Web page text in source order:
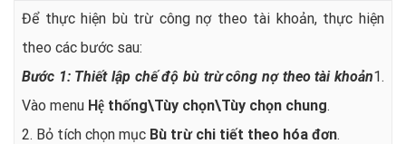
Để thực hiện bù trừ công nợ theo tài khoản, thực hiện
theo các bước sau:
Bước 1: Thiết lập chế độ bù trừ công nợ theo tài khoản1.
Vào menu Hệ thống\Tùy chọn\Tùy chọn chung.
2. Bỏ tích chọn mục Bù trừ chi tiết theo hóa đơn.